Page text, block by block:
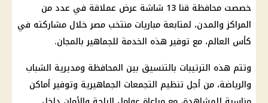
خصصت محافظة قنا 13 شاشة عرض عملاقة في عدد من
المراكز والمدن، لمتابعة مباريات منتخب مصر خلال مشاركته في
كأس العالم، مع توفير هذه الخدمة للجماهير بالمجان.
وتتم هذه الترتيبات بالتنسيق بين المحافظة ومديرية الشباب
والرياضة، من أجل تنظيم التجمعات الجماهيرية وتوفير أماكن